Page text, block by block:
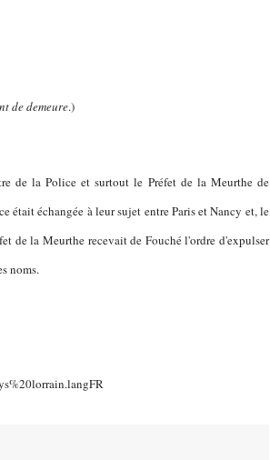
de demeure.)
de la Police et surtout le Préfet de la Meurthe de
était échangée à leur sujet entre Paris et Nancy et, le
de la Meurthe recevait de Fouché l'ordre d'expulser
noms.